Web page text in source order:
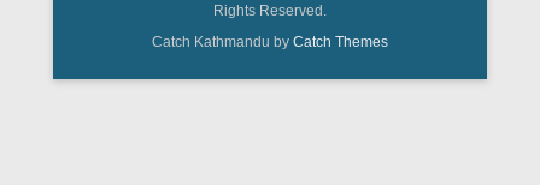
Rights Reserved.
Catch Kathmandu by Catch Themes